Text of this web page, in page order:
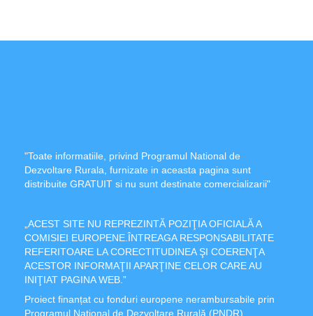
"Toate informatiile, privind Programul National de
Dezvoltare Rurala, furnizate in aceasta pagina sunt
distribuite GRATUIT si nu sunt destinate comercializarii"
„ACEST SITE NU REPREZINTĂ POZIŢIA OFICIALĂ A
COMISIEI EUROPENE.ÎNTREAGA RESPONSABILITATE
REFERITOARE LA CORECTITUDINEA ŞI COERENŢA
ACESTOR INFORMAŢII APARŢINE CELOR CARE AU
INIŢIAT PAGINA WEB.”
Proiect finanțat cu fonduri europene nerambursabile prin
Programul Național de Dezvoltare Rurală (PNDR).